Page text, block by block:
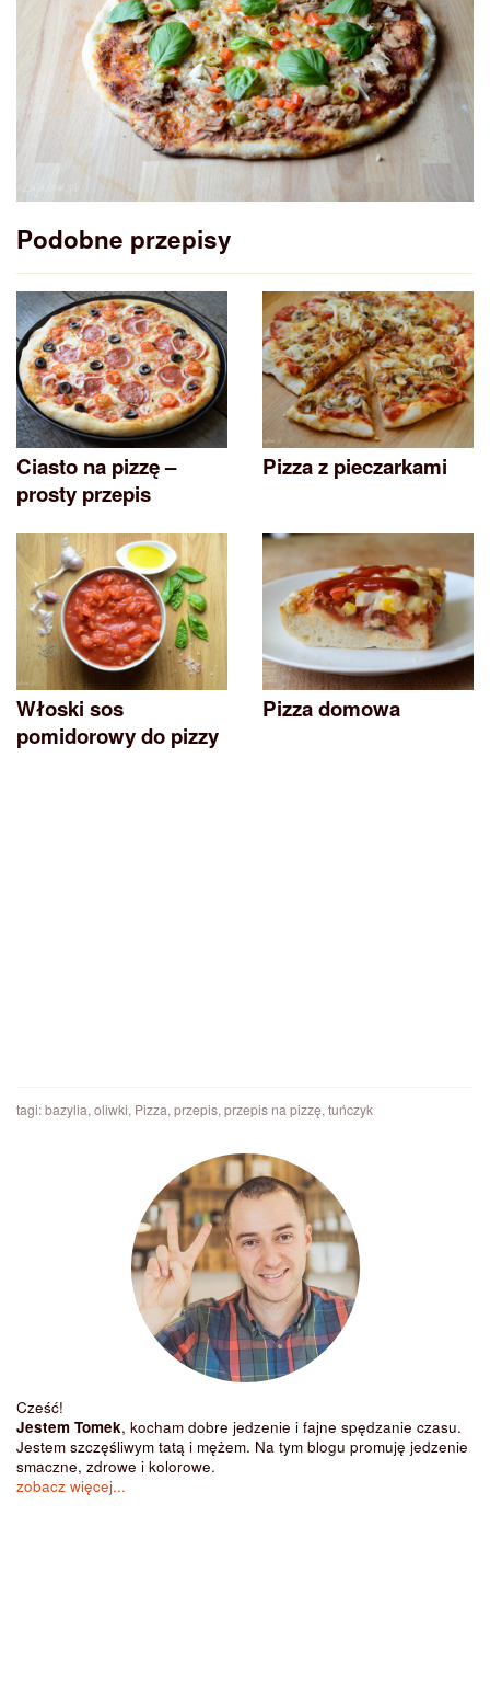
Podobne przepisy
Ciasto na pizzę –
prosty przepis
Pizza z pieczarkami
Włoski sos
pomidorowy do pizzy
Pizza domowa
tagi:bazylia, oliwki, Pizza, przepis, przepis na pizzę, tuńczyk
Cześć!
Jestem Tomek, kocham dobre jedzenie i fajne spędzanie czasu.
Jestem szczęśliwym tatą i mężem. Na tym blogu promuję jedzenie
smaczne, zdrowe i kolorowe.
zobacz więcej...